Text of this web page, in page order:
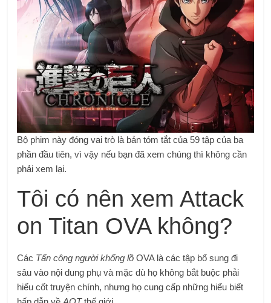
Bộ phim này đóng vai trò là bản tóm tắt của 59 tập của ba
phần đầu tiên, vì vậy nếu bạn đã xem chúng thì không cần
phải xem lại.
Tôi có nên xem Attack
on Titan OVA không?
Các Tấn công người khổng lồ OVA là các tập bổ sung đi
sâu vào nội dung phụ và mặc dù họ không bắt buộc phải
hiểu cốt truyện chính, nhưng họ cung cấp những hiểu biết